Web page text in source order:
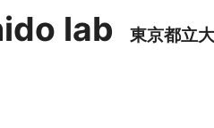
lab 東京都立